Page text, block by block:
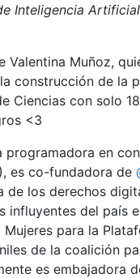
Inteligencia
Valentina Muñoz,
construcción de la
Ciencias con solo
<3
programadora en
es co-fundadora de
de los derechos
influyentes del país
para la
de la coalición
es embajadora